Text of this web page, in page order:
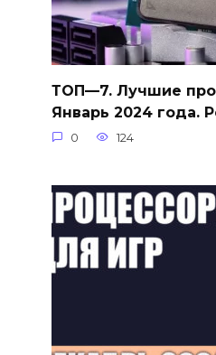
ТОП—7. Лучшие
Январь 2024 года.
0 124